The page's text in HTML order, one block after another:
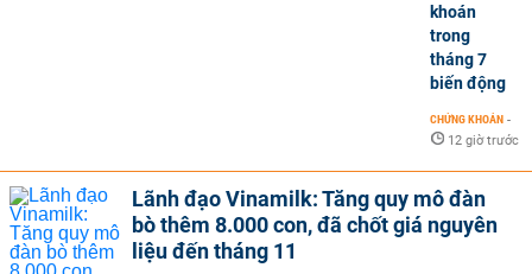
khoán
trong
tháng 7
biến động
CHỨNG KHOÁN -
12 giờ trước
Lãnh đạo Vinamilk: Tăng quy mô đàn
bò thêm 8.000 con, đã chốt giá nguyên
liệu đến tháng 11